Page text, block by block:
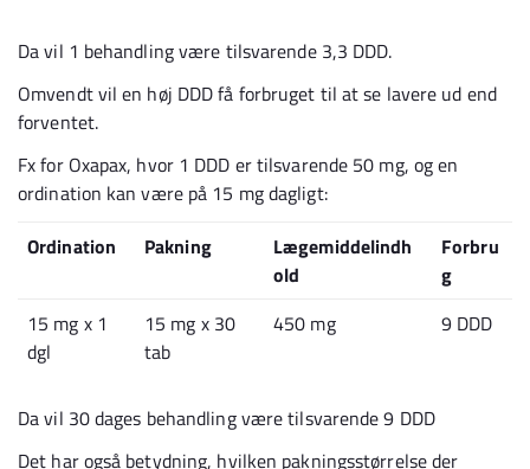
Da vil 1 behandling være tilsvarende 3,3 DDD.
Omvendt vil en høj DDD få forbruget til at se lavere ud end
forventet.
Fx for Oxapax, hvor 1 DDD er tilsvarende 50 mg, og en
ordination kan være på 15 mg dagligt:
Ordination
Pakning
Lægemiddelindh
old
Forbru
g
15 mg x 1
dgl
15 mg x 30
tab
450 mg 9 DDD
Da vil 30 dages behandling være tilsvarende 9 DDD
Det har også betydning, hvilken pakningsstørrelse der